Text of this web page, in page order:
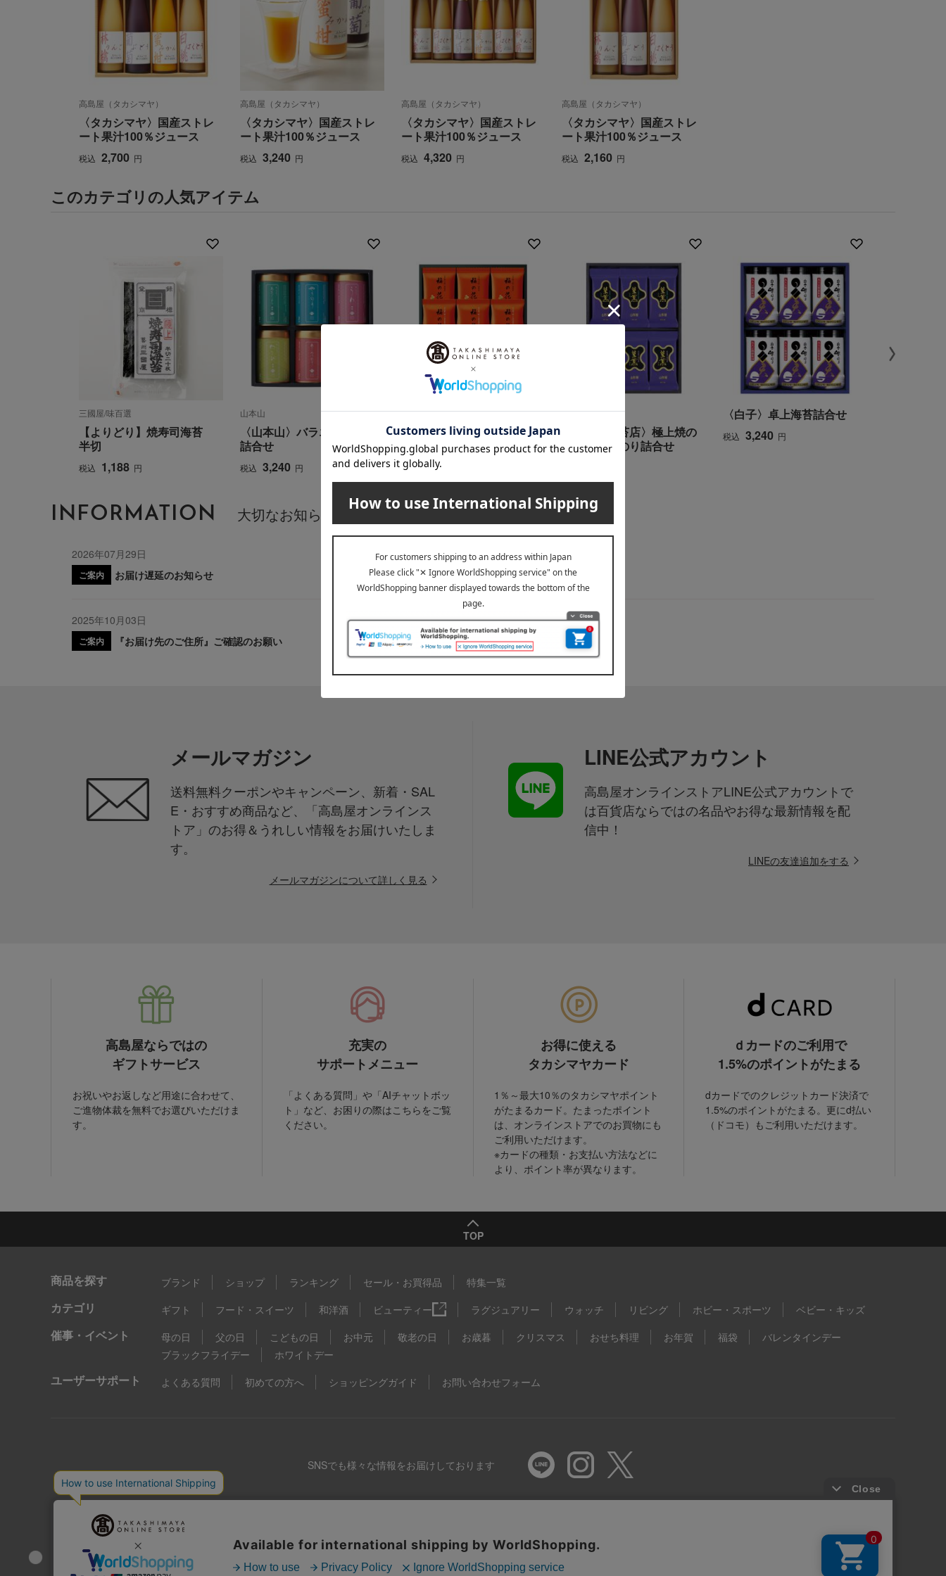
高島屋（タカシマヤ）
〈タカシマヤ〉国産ストレ
ート果汁100％ジュース
税込 2,700 円
高島屋（タカシマヤ）
〈タカシマヤ〉国産ストレ
ート果汁100％ジュース
税込 3,240 円
高島屋（タカシマヤ）
〈タカシマヤ〉国産ストレ
ート果汁100％ジュース
税込 4,320 円
高島屋（タカシマヤ）
〈タカシマヤ〉国産ストレ
ート果汁100％ジュース
税込 2,160 円
このカテゴリの人気アイテム
三國屋/味百選
【よりどり】焼寿司海苔
半切
税込 1,188 円
山本山
〈山本山〉バラエティ海苔
詰合せ
税込 3,240 円
山本海苔店
〈山本海苔店〉極上のり詰
合せ
税込 3,240
山形屋海苔店
〈山形屋海苔店〉極上焼の
り・極上味のり詰合せ
〈白子〉卓上海苔詰合せ
税込 3,240 円
INFORMATION 大切なお知らせ
2026年07月29日
ご案内 お届け遅延のお知らせ
2025年10月03日
ご案内 『お届け先のご住所』ご確認のお願い
メールマガジン
送料無料クーポンやキャンペーン、新着・SAL
E・おすすめ商品など、「高島屋オンラインス
トア」のお得＆うれしい情報をお届けいたしま
す。
メールマガジンについて詳しく見る
LINE公式アカウント
高島屋オンラインストアLINE公式アカウントで
は百貨店ならではの名品やお得な最新情報を配
信中！
LINEの友達追加をする
高島屋ならではの
ギフトサービス
お祝いやお返しなど用途に合わせて、
ご進物体裁を無料でお選びいただけま
す。
充実の
サポートメニュー
「よくある質問」や「AIチャットボッ
ト」など、お困りの際はこちらをご覧
ください。
お得に使える
タカシマヤカード
1％～最大10％のタカシマヤポイント
がたまるカード。たまったポイント
は、オンラインストアでのお買物にも
ご利用いただけます。
※カードの種類・お支払い方法などに
より、ポイント率が異なります。
ｄカードのご利用で
1.5%のポイントがたまる
dカードでのクレジットカード決済で
1.5%のポイントがたまる。更にd払い
（ドコモ）もご利用いただけます。
TOP
商品を探す ブランド ショップ ランキング セール・お買得品 特集一覧
カテゴリ ギフト フード・スイーツ 和洋酒 ビューティー ラグジュアリー ウォッチ リビング ホビー・スポーツ ベビー・キッズ
催事・イベント 母の日 父の日 こどもの日 お中元 敬老の日 お歳暮 クリスマス おせち料理 お年賀 福袋
バレンタインデー
ブラックフライデー
ホワイトデー
ユーザーサポート よくある質問 初めての方へ ショッピングガイド お問い合わせフォーム
SNSでも様々な情報をお届けしております
特定商取引法に基づく表示 プライバシーポリシー